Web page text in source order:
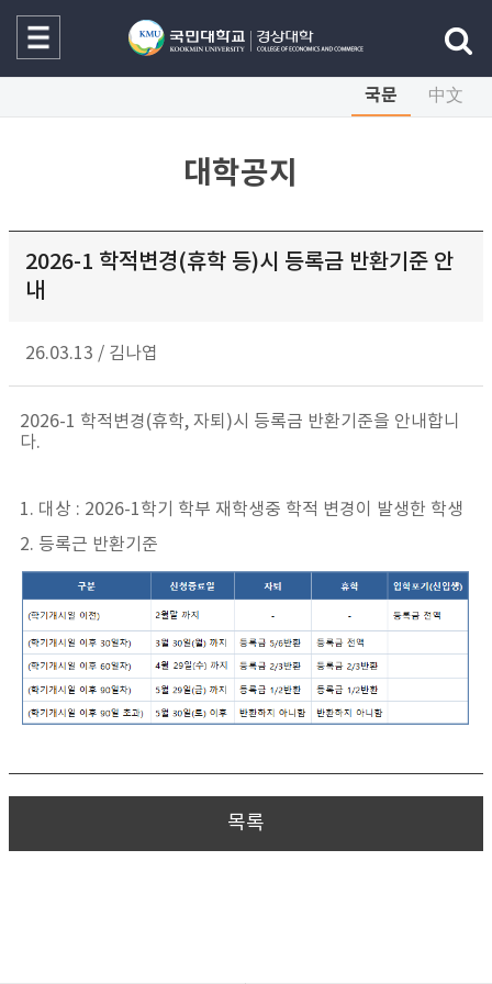
국문 中文
대학공지
2026-1 학적변경(휴학 등)시 등록금 반환기준 안
내
26.03.13 / 김나엽
2026-1 학적변경(휴학, 자퇴)시 등록금 반환기준을 안내합니
다.
1. 대상 : 2026-1학기 학부 재학생중 학적 변경이 발생한 학생
2. 등록근 반환기준
목록